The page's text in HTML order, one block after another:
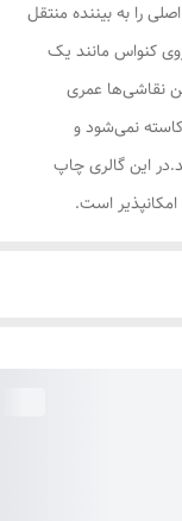
را به بیننده منتقل
کنواس مانند یک
نقاشی‌ها عمری
نمی‌شود و
این گالری چاپ
است.